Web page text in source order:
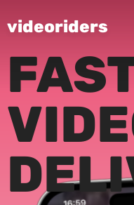
videoriders